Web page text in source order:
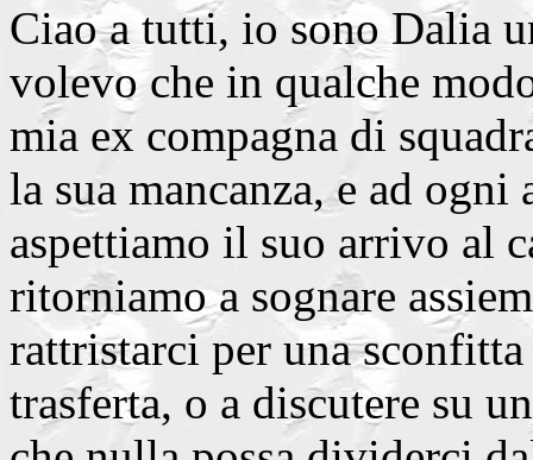
Ciao a tutti, io sono Dalia
volevo che in qualche
mia ex compagna di
la sua mancanza, e ad
aspettiamo il suo arrivo al
ritorniamo a sognare
rattristarci per una
trasferta, o a discutere su